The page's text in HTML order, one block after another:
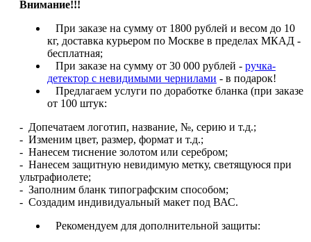
Внимание!!!
При заказе на сумму от 1800 рублей и весом до 10
кг, доставка курьером по Москве в пределах МКАД -
бесплатная;
При заказе на сумму от 30 000 рублей - ручка-
детектор с невидимыми чернилами - в подарок!
Предлагаем услуги по доработке бланка (при заказе
от 100 штук:
- Допечатаем логотип, название, №, серию и т.д.;
- Изменим цвет, размер, формат и т.д.;
- Нанесем тиснение золотом или серебром;
- Нанесем защитную невидимую метку, светящуюся при
ультрафиолете;
- Заполним бланк типографским способом;
- Создадим индивидуальный макет под ВАС.
Рекомендуем для дополнительной защиты: